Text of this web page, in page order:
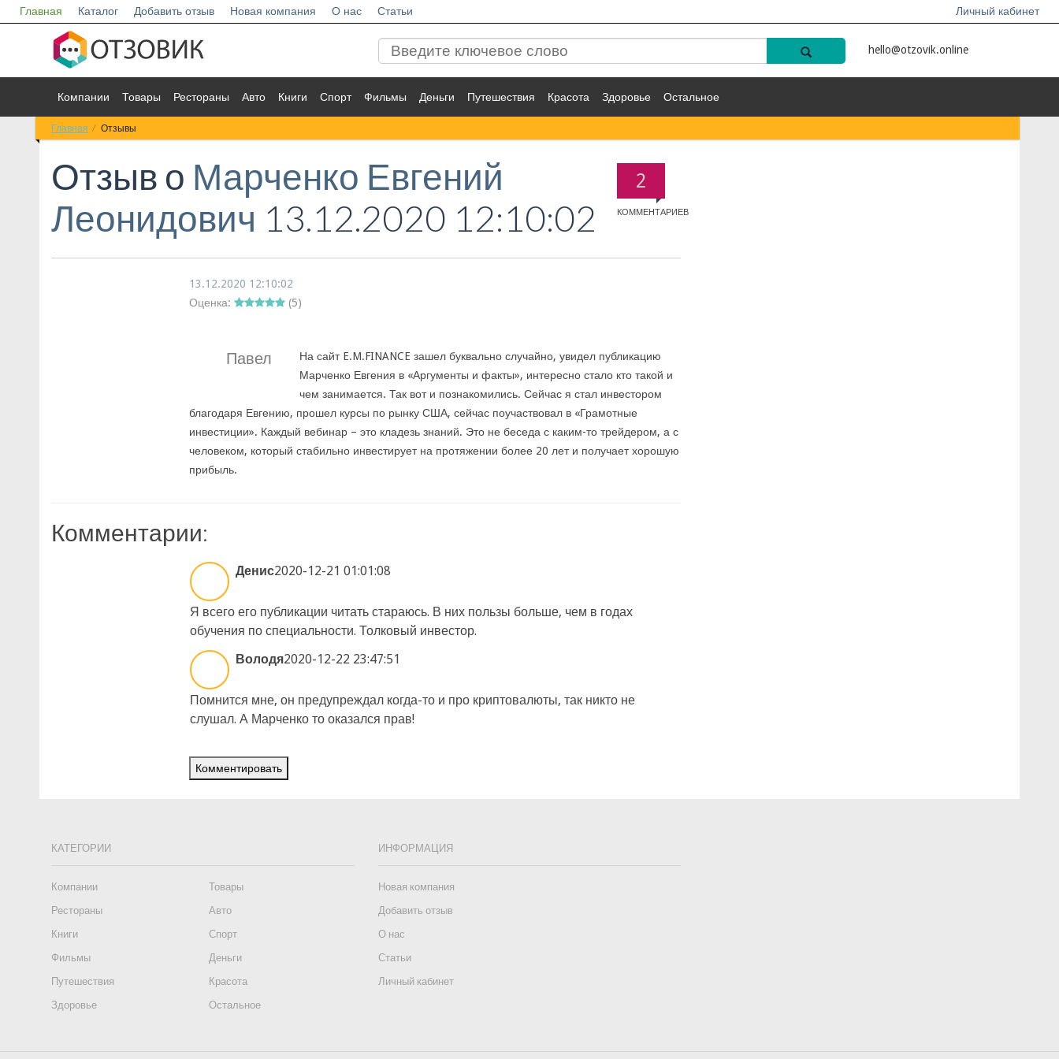
Главная Каталог Добавить отзыв Новая компания О нас Статьи Личный кабинет
hello@otzovik.online
Компании Товары Рестораны Авто Книги Спорт Фильмы Деньги Путешествия Красота Здоровье Остальное
Главная Отзывы
2
КОММЕНТАРИЕВ
Отзыв о Марченко Евгений
Леонидович 13.12.2020 12:10:02
13.12.2020 12:10:02
Оценка:
(5)
Павел
На сайт E.M.FINANCE зашел буквально случайно, увидел публикацию
Марченко Евгения в «Аргументы и факты», интересно стало кто такой и
чем занимается. Так вот и познакомились. Сейчас я стал инвестором
благодаря Евгению, прошел курсы по рынку США, сейчас поучаствовал в «Грамотные
инвестиции». Каждый вебинар – это кладезь знаний. Это не беседа с каким-то трейдером, а с
человеком, который стабильно инвестирует на протяжении более 20 лет и получает хорошую
прибыль.
Комментарии:
Денис2020-12-21 01:01:08
Я всего его публикации читать стараюсь. В них пользы больше, чем в годах
обучения по специальности. Толковый инвестор.
Володя2020-12-22 23:47:51
Помнится мне, он предупреждал когда-то и про криптовалюты, так никто не
слушал. А Марченко то оказался прав!
Комментировать
КАТЕГОРИИ
Компании
Товары
Рестораны
Авто
Книги
Спорт
Фильмы
Деньги
Путешествия
Красота
Здоровье
Остальное
ИНФОРМАЦИЯ
Новая компания
Добавить отзыв
О нас
Статьи
Личный кабинет